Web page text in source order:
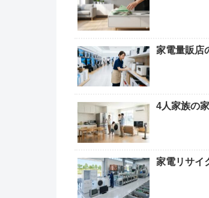
家電量販店
4人家族の
家電リサイ